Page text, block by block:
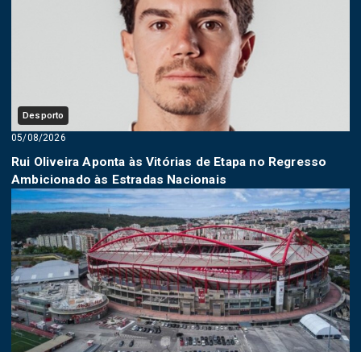
Desporto
05/08/2026
Rui Oliveira Aponta às Vitórias de Etapa no Regresso
Ambicionado às Estradas Nacionais